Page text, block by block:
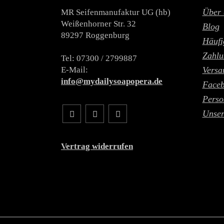
MR Seifenmanufaktur UG (hb)
Weißenhorner Str. 32
89297 Roggenburg
Tel: 07300 / 2799887
E-Mail:
info@mydailysoapopera.de
Vertrag widerrufen
Über
Blog